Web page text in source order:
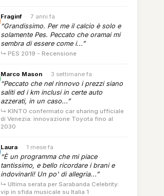
Fraginf · 7 anni fa
“Grandissimo. Per me il calcio è solo e
solamente Pes. Peccato che oramai mi
sembra di essere come i...”
↳ PES 2019 - Recensione
Marco Mason · 3 settimane fa
“Peccato che nel rinnovo i prezzi siano
saliti ed i km inclusi in certe auto
azzerati, in un caso...”
↳ KINTO confermato car sharing ufficiale
di Venezia: innovazione Toyota fino al
2030
Laura · 1 mese fa
“È un programma che mi piace
tantissimo, e bello ricordare i brani e
indovinarli! Un po' di allegria...”
↳ Ultima serata per Sarabanda Celebrity:
vip in sfida musicale su Italia 1